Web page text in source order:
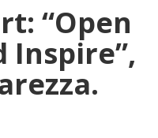
“Open
Inspire”,